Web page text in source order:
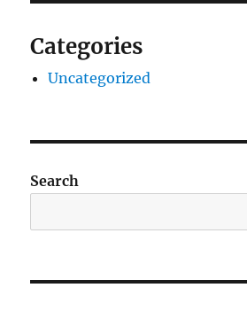
Categories
Uncategorized
Search